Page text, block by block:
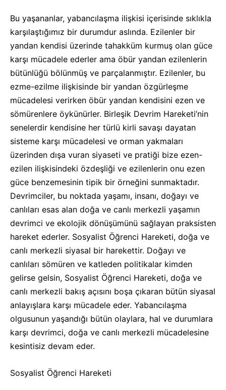
Bu yaşananlar, yabancılaşma ilişkisi içerisinde sıklıkla
karşılaştığımız bir durumdur aslında. Ezilenler bir
yandan kendisi üzerinde tahakküm kurmuş olan güce
karşı mücadele ederler ama öbür yandan ezilenlerin
bütünlüğü bölünmüş ve parçalanmıştır. Ezilenler, bu
ezme-ezilme ilişkisinde bir yandan özgürleşme
mücadelesi verirken öbür yandan kendisini ezen ve
sömürenlere öykünürler. Birleşik Devrim Hareketi’nin
senelerdir kendisine her türlü kirli savaşı dayatan
sisteme karşı mücadelesi ve orman yakmaları
üzerinden dışa vuran siyaseti ve pratiği bize ezen-
ezilen ilişkisindeki özdeşliği ve ezilenlerin onu ezen
güce benzemesinin tipik bir örneğini sunmaktadır.
Devrimciler, bu noktada yaşamı, insanı, doğayı ve
canlıları esas alan doğa ve canlı merkezli yaşamın
devrimci ve ekolojik dönüşümünü sağlayan praksisten
hareket ederler. Sosyalist Öğrenci Hareketi, doğa ve
canlı merkezli siyasal bir harekettir. Doğayı ve
canlıları sömüren ve katleden politikalar kimden
gelirse gelsin, Sosyalist Öğrenci Hareketi, doğa ve
canlı merkezli bakış açısını boşa çıkaran bütün siyasal
anlayışlara karşı mücadele eder. Yabancılaşma
olgusunun yaşandığı bütün olaylara, hal ve durumlara
karşı devrimci, doğa ve canlı merkezli mücadelesine
kesintisiz devam eder.
Sosyalist Öğrenci Hareketi